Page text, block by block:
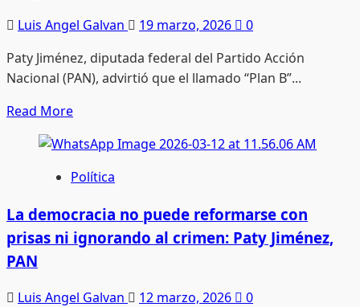
Luis Angel Galvan 19 marzo, 2026
0
Paty Jiménez, diputada federal del Partido Acción
Nacional (PAN), advirtió que el llamado “Plan B”...
Read MoreRead
about
No
el
costo,
es
control:
Política
La democracia no puede reformarse con
prisas ni ignorando al crimen: Paty Jiménez,
PAN
Luis Angel Galvan 12 marzo, 2026
0